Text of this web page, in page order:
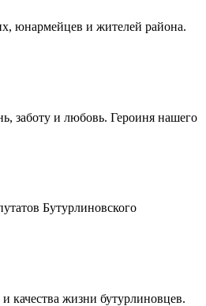
юнармейцев и жителей района.
заботу и любовь. Героиня нашего
Бутурлиновского
качества жизни бутурлиновцев.